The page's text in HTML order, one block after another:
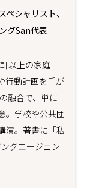
シャリスト、
グSan代表
以上の家庭
行動計画を手が
融合で、単に
。学校や公共団
演。著書に「私
グエージェン